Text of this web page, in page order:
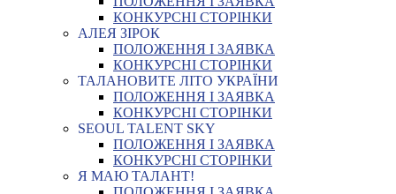
КОНКУРСНІ СТОРІНКИ
АЛЕЯ ЗІРОК
ПОЛОЖЕННЯ І ЗАЯВКА
КОНКУРСНІ СТОРІНКИ
ТАЛАНОВИТЕ ЛІТО УКРАЇНИ
ПОЛОЖЕННЯ І ЗАЯВКА
КОНКУРСНІ СТОРІНКИ
SEOUL TALENT SKY
ПОЛОЖЕННЯ І ЗАЯВКА
КОНКУРСНІ СТОРІНКИ
Я МАЮ ТАЛАНТ!